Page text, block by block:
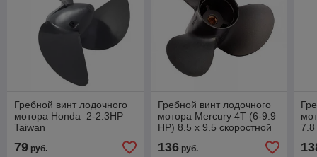
Гребной винт лодочного
мотора Honda 2-2.3HP
Taiwan
79 руб.
Гребной винт лодочного
мотора Mercury 4T (6-9.9
HP) 8.5 x 9.5 скоростной
136руб.
7.8